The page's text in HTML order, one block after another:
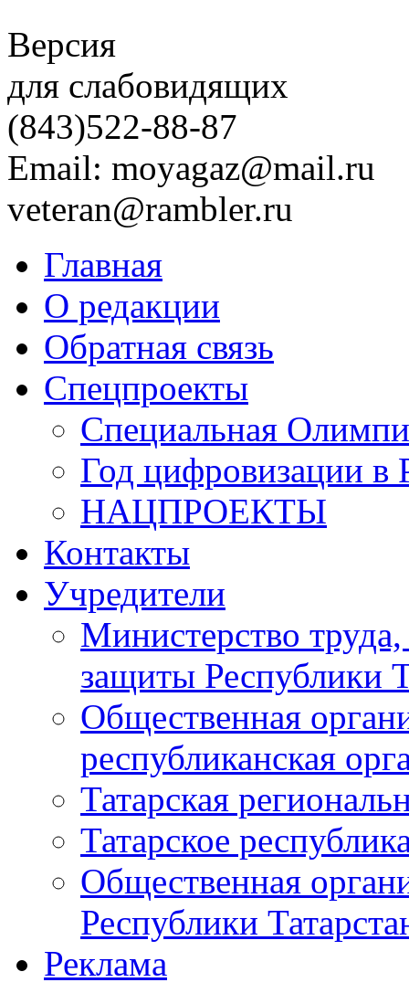
Версия
для слабовидящих
(843)522-88-87
Email: moyagaz@mail.ru
veteran@rambler.ru
Главная
О редакции
Обратная связь
Спецпроекты
Специальная
Год цифровизации в
НАЦПРОЕКТЫ
Контакты
Учредители
Министерство
защиты Республики
Общественная
республиканская
Татарская
Татарское
Общественная
Республики
Реклама